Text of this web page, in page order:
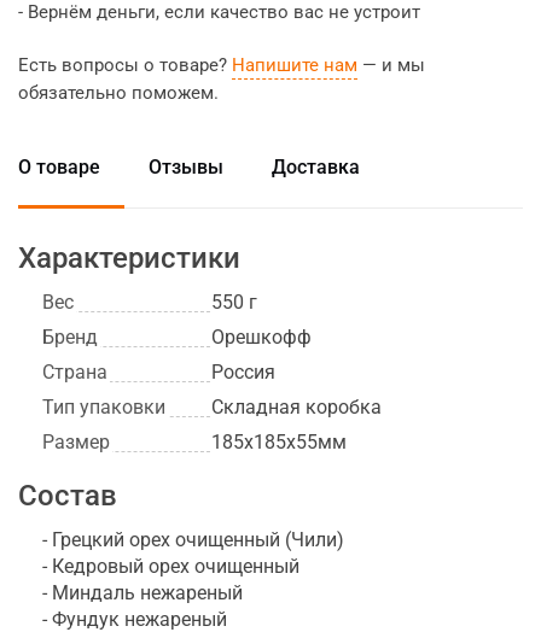
- Вернём деньги, если качество вас не устроит
Есть вопросы о товаре? Напишите нам — и мы
обязательно поможем.
О товаре Отзывы Доставка
Характеристики
Вес
550 г
Бренд
Орешкофф
Страна
Россия
Тип упаковки
Складная коробка
Размер
185х185х55мм
Состав
- Грецкий орех очищенный (Чили)
- Кедровый орех очищенный
- Миндаль нежареный
- Фундук нежареный